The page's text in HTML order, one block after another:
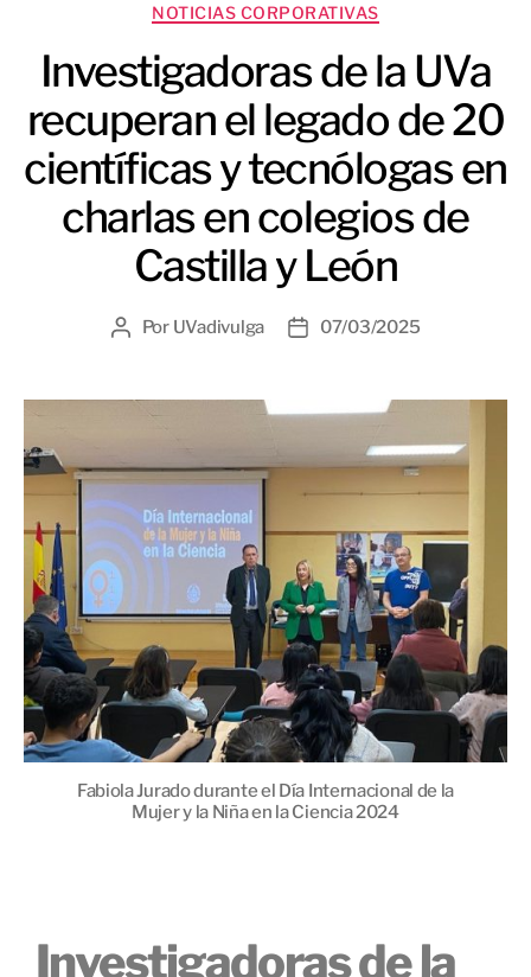
NOTICIAS CORPORATIVAS
Investigadoras de la UVa
recuperan el legado de 20
científicas y tecnólogas en
charlas en colegios de
Castilla y León
Por UVadivulga 07/03/2025
Fabiola Jurado durante el Día Internacional de la
Mujer y la Niña en la Ciencia 2024
Investigadoras de la